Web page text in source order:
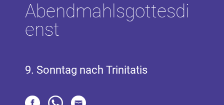
Abendmahlsgottesdi
enst
9. Sonntag nach Trinitatis